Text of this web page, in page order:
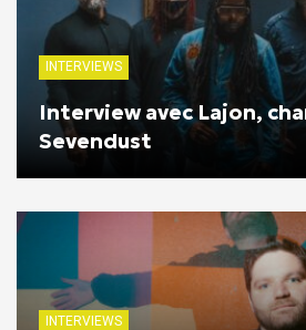
INTERVIEWS
Interview avec Lajon,
Sevendust
INTERVIEWS